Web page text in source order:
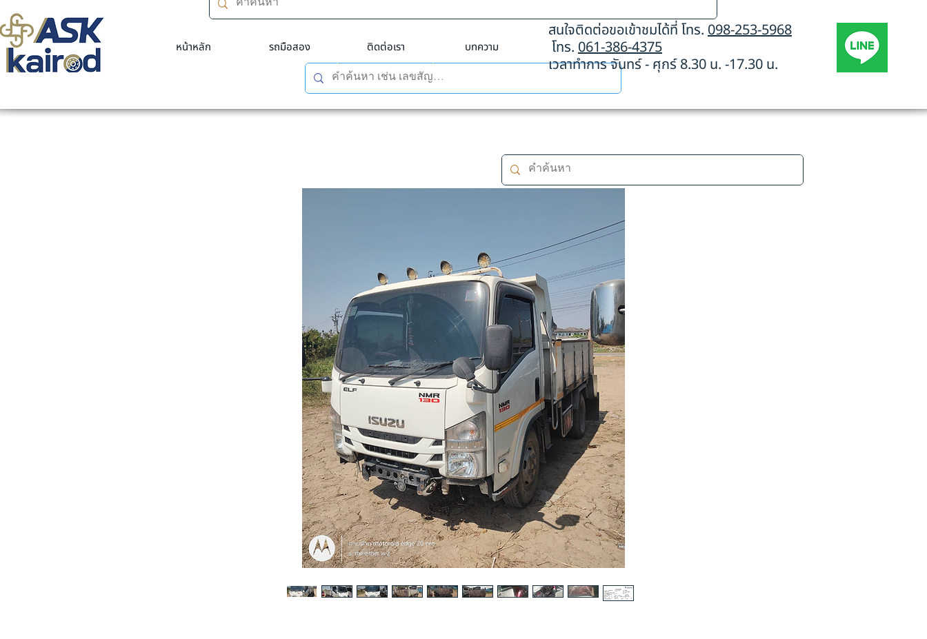
หน้าหลัก รถมือสอง ติดต่อเรา บทความ
สนใจติดต่อขอเข้าชมได้ที่ โทร. 098-253-5968
โทร. 061-386-4375
เวลาทำการ จันทร์ - ศุกร์ 8.30 น. -17.30 น.